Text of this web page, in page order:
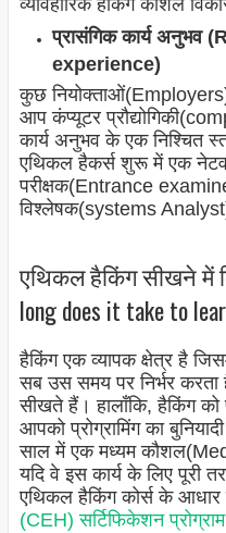
व्यावहारिक हैकिंग कौशल
प्रासंगिक कार्य अनुभव
experience)
कुछ नियोक्ताओं(Employers)
आप कंप्यूटर
कार्य अनुभव के एक निश्चित
एथिकल हैकर्स शुरू में एक
परीक्षक(Entrance
विश्लेषक(systems
एथिकल हैकिंग सीखने में
long does it take to
हैकिंग एक व्यापक क्षेत्र है
सब उस समय पर निर्भर
सीखते हैं। हालाँकि, हैकिंग
आपको प्रोग्रामिंग का
साल में एक मध्यम
यदि वे इस कार्य के लिए पूरी
एथिकल हैकिंग कोर्स के
(CEH) सर्टिफिकेशन प्रोग्राम